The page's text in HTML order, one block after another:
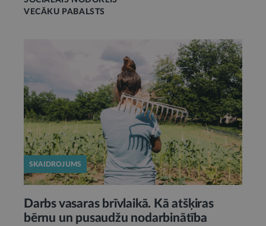
VECĀKU PABALSTS
SKAIDROJUMS
Darbs vasaras brīvlaikā. Kā atšķiras
bērnu un pusaudžu nodarbinātība